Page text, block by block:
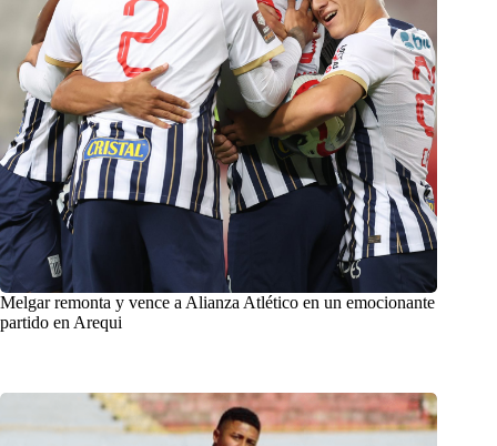
Melgar remonta y vence a Alianza Atlético en un emocionante
partido en Arequi